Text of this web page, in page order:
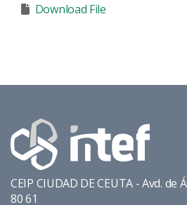
Download File
CEIP CIUDAD DE CEUTA - Avd.
80 61